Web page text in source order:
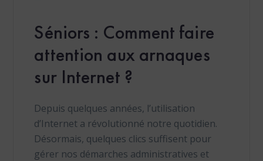
Séniors : Comment faire
attention aux arnaques
sur Internet ?
Depuis quelques années, l’utilisation
d’Internet a révolutionné notre quotidien.
Désormais, quelques clics suffisent pour
gérer nos démarches administratives et